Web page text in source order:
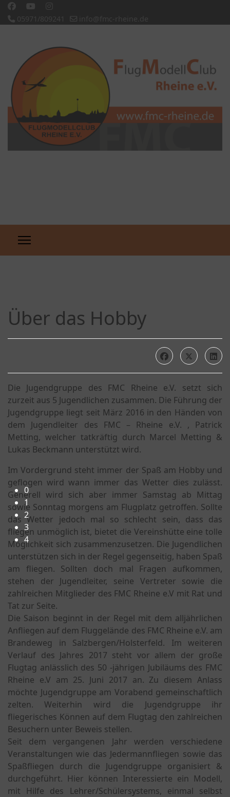
05971/809241 info@fmc-rheine.de
Herzlich Willkommen beim FMC-Rheine e.V.!
0
1
2
3
4
Über das Hobby
Die Jugendgruppe des FMC Rheine e.V. setzt sich
zurzeit aus 5 Jugendlichen zusammen. Die Führung der
Jugendgruppe liegt seit März 2016 in den Händen von
dem Jugendleiter des FMC – Rheine e.V. , Patrick
Metting, welcher tatkräftig durch Marcel Metting &
Lukas Beckmann unterstützt wird.
Im Vordergrund steht immer der Spaß am Hobby und
geflogen wird wann immer das Wetter dies zulässt.
Generell wird sich aber immer Samstag ab Mittag
sowie Sonntag morgens am Flugplatz getroffen. Sollte
das Wetter jedoch mal so schlecht sein, dass das
fliegen unmöglich ist, bietet die Vereinshütte eine tolle
Möglichkeit sich zusammenzusetzen. Die Jugendlichen
unterstützen sich in der Regel gegenseitig, haben Spaß
am fliegen. Sollten doch mal Fragen aufkommen,
stehen der Jugendleiter, seine Vertreter sowie die
zahlreichen Mitglieder des FMC Rheine e.V mit Rat und
Tat zur Seite.
Die Saison beginnt in der Regel mit dem alljährlichen
Anfliegen auf dem Fluggelände des FMC Rheine e.V. am
Brandeweg in Salzbergen/Holsterfeld. Im weiteren
Verlauf des Jahres 2017 steht vor allem der große
Flugtag anlässlich des 50 -jährigen Jubiläums des FMC
Rheine e.V am 25. Juni 2017 an. Zu diesem Anlass
möchte Jugendgruppe am Vorabend gemeinschaftlich
zelten. Weiterhin wird die Jugendgruppe ihr
fliegerisches Können auf dem Flugtag den zahlreichen
Besuchern unter Beweis stellen.
Seit dem vergangenen Jahr werden verschiedene
Veranstaltungen wie das Jedermannfliegen sowie das
Spaßfliegen durch die Jugendgruppe organisiert &
durchgeführt. Hier können Interessierte ein Modell,
mit Hilfe des Lehrer/Schülersystems, einmal selbst